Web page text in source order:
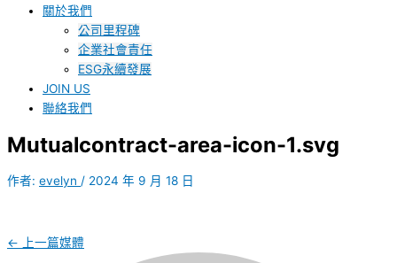
關於我們
公司里程碑
企業社會責任
ESG永續發展
JOIN US
聯絡我們
Mutualcontract-area-icon-1.svg
作者: evelyn / 2024 年 9 月 18 日
← 上一篇媒體